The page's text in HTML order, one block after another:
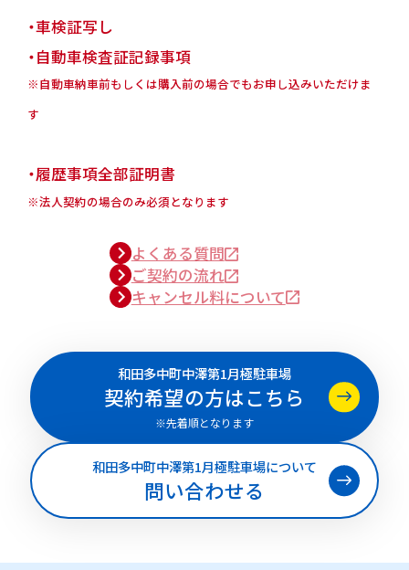
・車検証写し
・自動車検査証記録事項
※自動車納車前もしくは購入前の場合でもお申し込みいただけま
す
・履歴事項全部証明書
※法人契約の場合のみ必須となります
よくある質問
ご契約の流れ
キャンセル料について
和田多中町中澤第1月極駐車場
契約希望の方はこちら
※先着順となります
和田多中町中澤第1月極駐車場について
問い合わせる